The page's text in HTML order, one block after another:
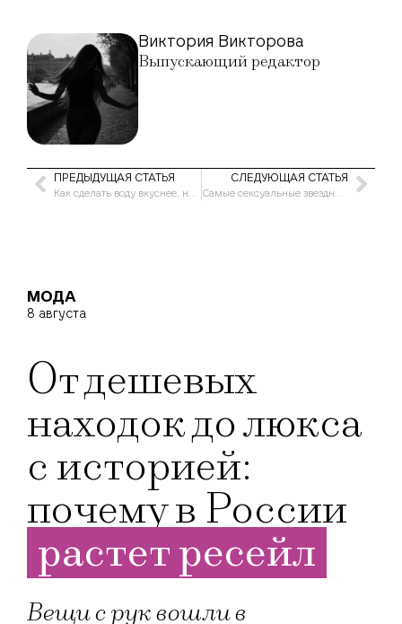
Виктория Викторова
Выпускающий редактор
ПРЕДЫДУЩАЯ СТАТЬЯ СЛЕДУЮЩАЯ СТАТЬЯ
МОДА
8 августа
От дешевых
находок до люкса
с историей:
почему в России
растет ресейл
Вещи с рук вошли в